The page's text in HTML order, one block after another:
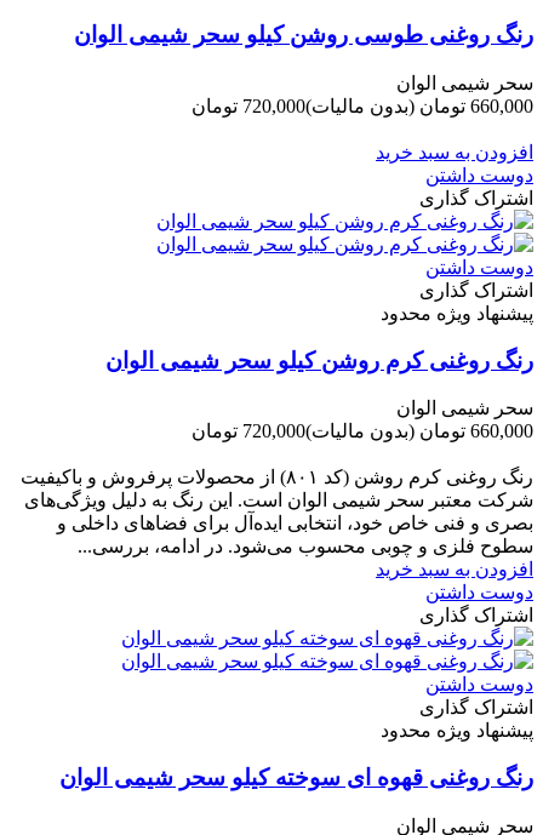
رنگ روغنی طوسی روشن کیلو سحر شیمی الوان
سحر شیمی الوان
660,000 تومان
(بدون مالیات)720,000 تومان
افزودن به سبد خرید
دوست داشتن
اشتراک گذاری
دوست داشتن
اشتراک گذاری
پیشنهاد ویژه محدود
رنگ روغنی کرم روشن کیلو سحر شیمی الوان
سحر شیمی الوان
660,000 تومان
(بدون مالیات)720,000 تومان
رنگ روغنی کرم روشن (کد ۸۰۱) از محصولات پرفروش و باکیفیت
شرکت‌ معتبر سحر شیمی الوان است. این رنگ به دلیل ویژگی‌های
بصری و فنی خاص خود، انتخابی ایده‌آل برای فضاهای داخلی و
سطوح فلزی و چوبی محسوب می‌شود. در ادامه، بررسی...
افزودن به سبد خرید
دوست داشتن
اشتراک گذاری
دوست داشتن
اشتراک گذاری
پیشنهاد ویژه محدود
رنگ روغنی قهوه ای سوخته کیلو سحر شیمی الوان
سحر شیمی الوان